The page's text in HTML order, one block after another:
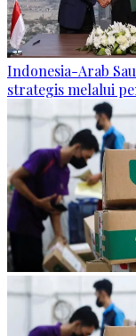
Indonesia-Arab
strategis melalui